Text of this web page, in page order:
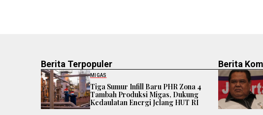
Berita Terpopuler
MIGAS
Tiga Sumur Infill Baru PHR Zona 4
Tambah Produksi Migas, Dukung
Kedaulatan Energi Jelang HUT RI
Berita